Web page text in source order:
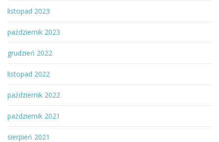
listopad 2023
październik 2023
grudzień 2022
listopad 2022
październik 2022
październik 2021
sierpień 2021